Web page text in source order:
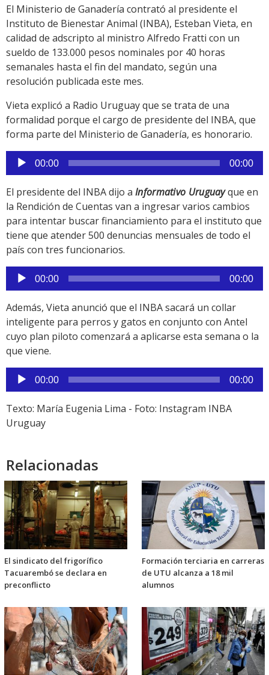
Link
El Ministerio de Ganadería contrató al presidente el
Instituto de Bienestar Animal (INBA), Esteban Vieta, en
calidad de adscripto al ministro Alfredo Fratti con un
sueldo de 133.000 pesos nominales por 40 horas
semanales hasta el fin del mandato, según una
resolución publicada este mes.
Vieta explicó a Radio Uruguay que se trata de una
formalidad porque el cargo de presidente del INBA, que
forma parte del Ministerio de Ganadería, es honorario.
Reproductor
de
audio
00:00 00:00
El presidente del INBA dijo a Informativo Uruguayque en
la Rendición de Cuentas van a ingresar varios cambios
para intentar buscar financiamiento para el instituto que
tiene que atender 500 denuncias mensuales de todo el
país con tres funcionarios.
Reproductor
de
audio
00:00 00:00
Además, Vieta anunció que el INBA sacará un collar
inteligente para perros y gatos en conjunto con Antel
cuyo plan piloto comenzará a aplicarse esta semana o la
que viene.
Reproductor
de
audio
00:00 00:00
Texto: María Eugenia Lima - Foto: Instagram INBA
Uruguay
Relacionadas
El sindicato del frigorífico
Tacuarembó se declara en
preconflicto
Formación terciaria en carreras
de UTU alcanza a 18 mil
alumnos